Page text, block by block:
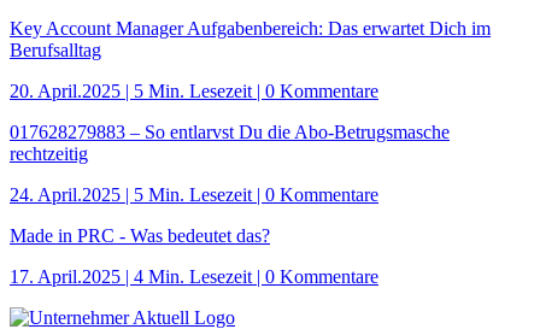
Key Account Manager Aufgabenbereich: Das erwartet Dich im
Berufsalltag
20. April.2025 | 5 Min. Lesezeit| 0 Kommentare
017628279883 – So entlarvst Du die Abo-Betrugsmasche
rechtzeitig
24. April.2025 | 5 Min. Lesezeit| 0 Kommentare
Made in PRC - Was bedeutet das?
17. April.2025 | 4 Min. Lesezeit| 0 Kommentare